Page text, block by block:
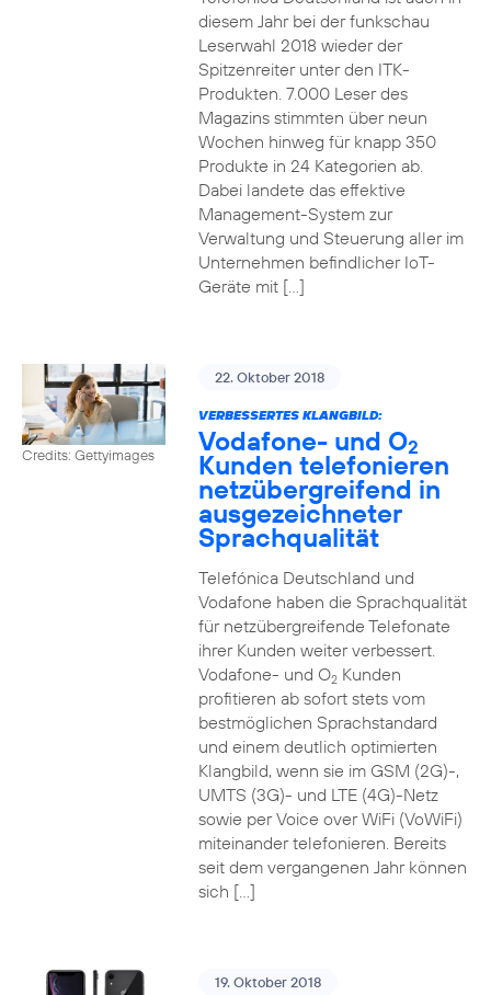
diesem Jahr bei der funkschau
Leserwahl 2018 wieder der
Spitzenreiter unter den ITK-
Produkten. 7.000 Leser des
Magazins stimmten über neun
Wochen hinweg für knapp 350
Produkte in 24 Kategorien ab.
Dabei landete das effektive
Management-System zur
Verwaltung und Steuerung aller im
Unternehmen befindlicher IoT-
Geräte mit […]
Credits: Gettyimages
22. Oktober 2018
VERBESSERTES KLANGBILD:
Vodafone- und O2
Kunden telefonieren
netzübergreifend in
ausgezeichneter
Sprachqualität
Telefónica Deutschland und
Vodafone haben die Sprachqualität
für netzübergreifende Telefonate
ihrer Kunden weiter verbessert.
Vodafone- und O2Kunden
profitieren ab sofort stets vom
bestmöglichen Sprachstandard
und einem deutlich optimierten
Klangbild, wenn sie im GSM (2G)-,
UMTS (3G)- und LTE (4G)-Netz
sowie per Voice over WiFi (VoWiFi)
miteinander telefonieren. Bereits
seit dem vergangenen Jahr können
sich […]
19. Oktober 2018